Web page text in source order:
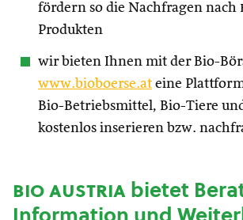
fördern so die Nachfragen nach
Produkten
wir bieten Ihnen mit der Bio-
www.bioboerse.at eine
Bio-Betriebsmittel, Bio-Tiere
kostenlos inserieren bzw.
bio austriabietet